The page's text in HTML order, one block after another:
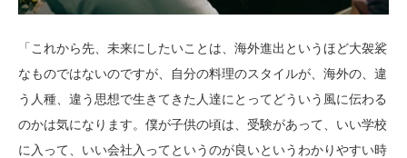
「これから先、未来にしたいことは、海外進出というほど大袈裟
なものではないのですが、自分の料理のスタイルが、海外の、違
う人種、違う思想で生きてきた人達にとってどういう風に伝わる
のかは気になります。僕が子供の頃は、受験があって、いい学校
に入って、いい会社入ってというのが良いというわかりやすい時